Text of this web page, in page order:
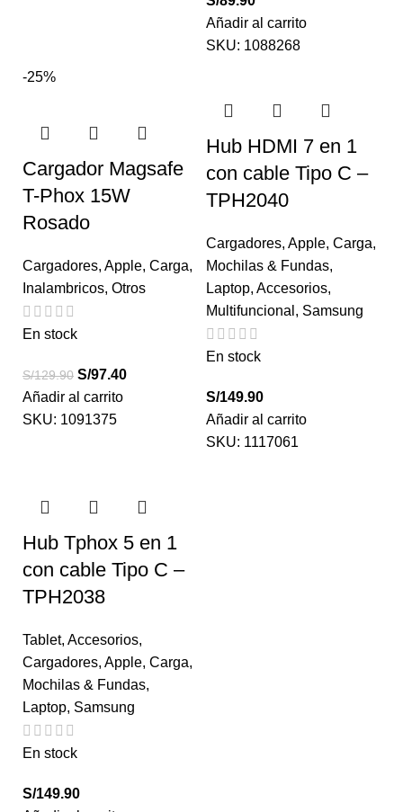
Añadir al carrito
SKU: 1088268
-25%
Cargador Magsafe
T-Phox 15W
Rosado
Cargadores, Apple, Carga,
Inalambricos, Otros
En stock
S/129.90 S/97.40
Añadir al carrito
SKU: 1091375
Hub HDMI 7 en 1
con cable Tipo C –
TPH2040
Cargadores, Apple, Carga,
Mochilas & Fundas,
Laptop, Accesorios,
Multifuncional , Samsung
En stock
S/149.90
Añadir al carrito
SKU: 1117061
Hub Tphox 5 en 1
con cable Tipo C –
TPH2038
Tablet, Accesorios,
Cargadores, Apple, Carga,
Mochilas & Fundas,
Laptop, Samsung
En stock
S/149.90